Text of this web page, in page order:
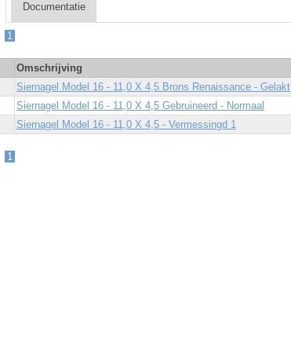
1
Omschrijving
Siernagel Model 16 - 11,0 X 4,5 Brons Renaissance - Gelakt
Siernagel Model 16 - 11,0 X 4,5 Gebruineerd - Normaal
Siernagel Model 16 - 11,0 X 4,5 - Vermessingd 1
1
Documentatie